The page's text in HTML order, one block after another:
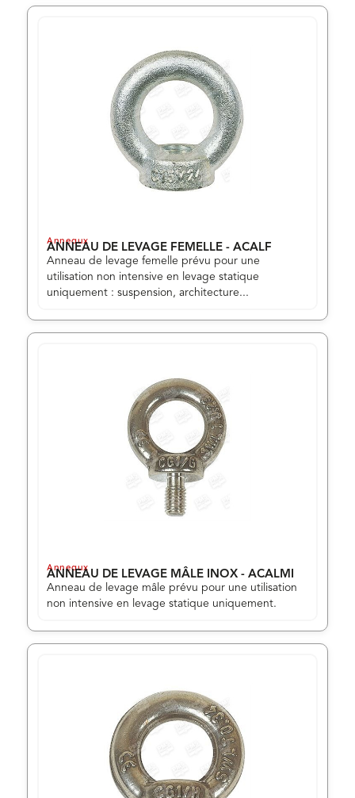
Anneaux
ANNEAU DE LEVAGE FEMELLE - ACALF
Anneau de levage femelle prévu pour une
utilisation non intensive en levage statique
uniquement : suspension, architecture...
Anneaux
ANNEAU DE LEVAGE MÂLE INOX - ACALMI
Anneau de levage mâle prévu pour une utilisation
non intensive en levage statique uniquement.